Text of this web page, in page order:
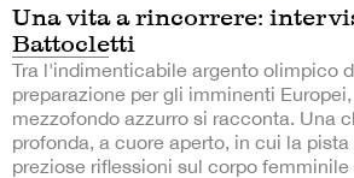
Una vita a rincorrere:
Battocletti
Tra l'indimenticabile argento olimpico
preparazione per gli imminenti
mezzofondo azzurro si racconta. Una
profonda, a cuore aperto, in cui la
preziose riflessioni sul corpo